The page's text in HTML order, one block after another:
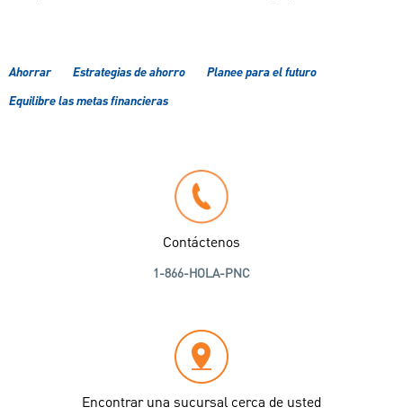
Ahorrar Estrategias de ahorro
Planee para el futuro
Equilibre las metas financieras
Contáctenos
1-866-HOLA-PNC
Encontrar una sucursal cerca de usted